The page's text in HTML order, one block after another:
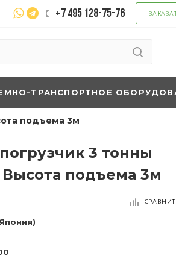
+7 495 128-75-76
ТРАНСПОРТНОЕ
подъема 3м
3 тонны
Высота подъема 3м